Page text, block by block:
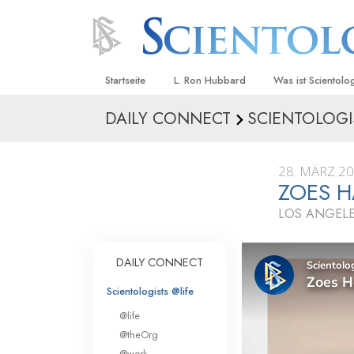
Startseite L. Ron Hubbard Was ist
Anschauungen
Was
sagen
Innerhalb einer
Die
DAILY CONNECT
28. MÄRZ
ZOES
LOS
DAILY CONNECT
Scientologists @life
@life
@theOrg